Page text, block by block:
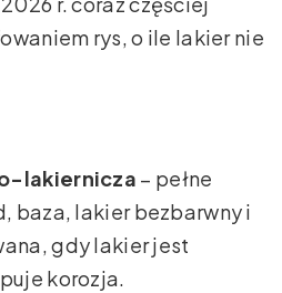
rys, o ile lakier nie
lakiernicza – pełne
baza, lakier bezbarwny i
gdy lakier jest
korozja.